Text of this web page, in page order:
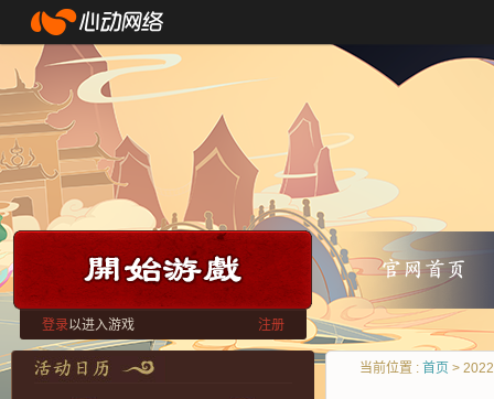
登录以进入游戏 注册
当前位置 : 首页 >